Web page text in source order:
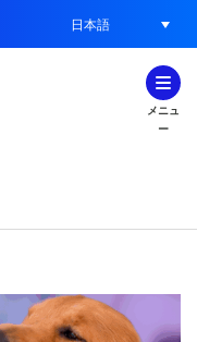
日本語
メニュ
ー